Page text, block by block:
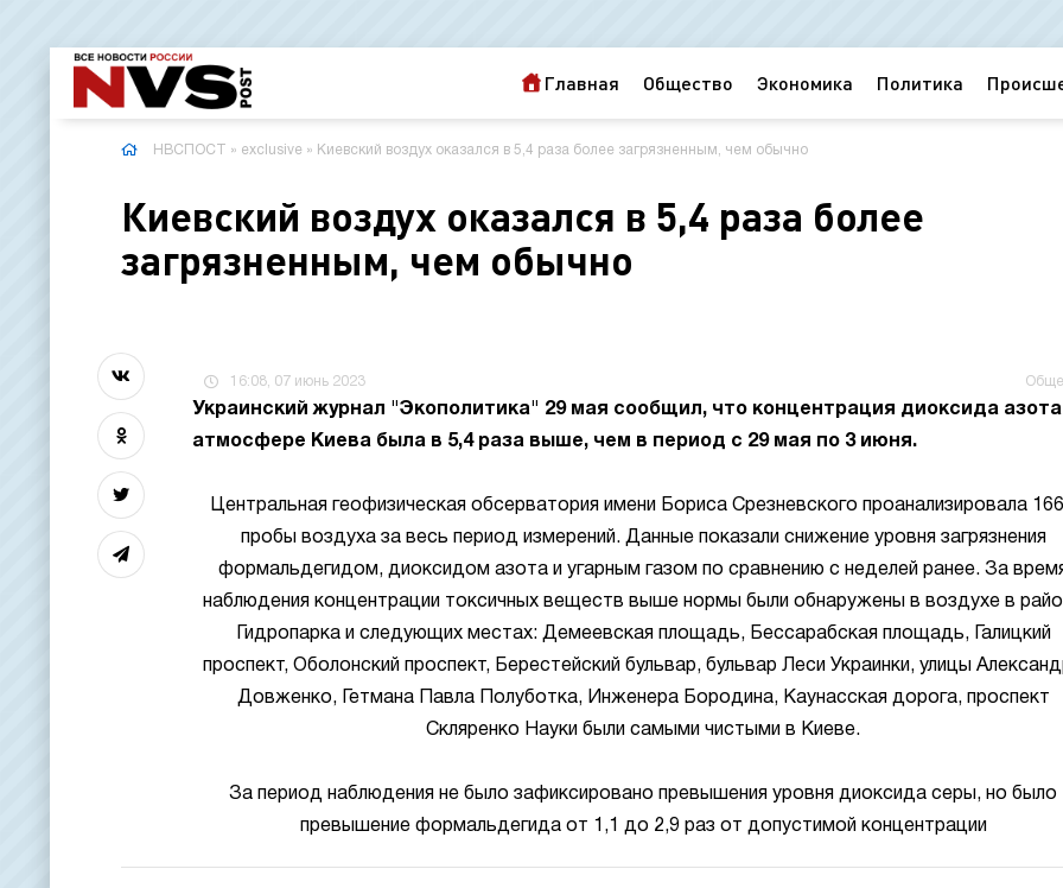
Главная Общество Экономика Политика
НВСПОСТ » exclusive » Киевский воздух оказался в 5,4 раза более загрязненным, чем обычно
Киевский воздух оказался в 5,4 раза более
загрязненным, чем обычно
16:08, 07 июнь 2023
Украинский журнал "Экополитика" 29 мая сообщил, что концентрация диоксида
атмосфере Киева была в 5,4 раза выше, чем в период с 29 мая по 3 июня.
Центральная геофизическая обсерватория имени Бориса Срезневского проанализировала
пробы воздуха за весь период измерений. Данные показали снижение уровня загрязнения
формальдегидом, диоксидом азота и угарным газом по сравнению с неделей ранее. За
наблюдения концентрации токсичных веществ выше нормы были обнаружены в воздухе в
Гидропарка и следующих местах: Демеевская площадь, Бессарабская площадь, Галицкий
проспект, Оболонский проспект, Берестейский бульвар, бульвар Леси Украинки, улицы
Довженко, Гетмана Павла Полуботка, Инженера Бородина, Каунасская дорога, проспект
Скляренко Науки были самыми чистыми в Киеве.
За период наблюдения не было зафиксировано превышения уровня диоксида серы, но было
превышение формальдегида от 1,1 до 2,9 раз от допустимой концентрации